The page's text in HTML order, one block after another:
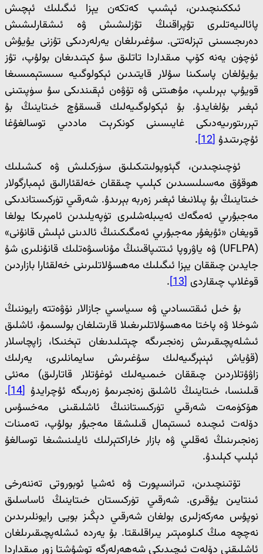
ئىككىنچىدىن، ئېشىپ كەتكەن يېزا ئىگىلىك ئېچىش
پائالىيەتلىرى تۇپراقنىڭ تۇزلىشىش ۋە ئىشقارلىشىش
دەرىجىسىنى تېزلەتتى. سۇغىرىلغان يەرلەردىكى تۇزنى يۇيۇش
ئۈچۈن يەنە كۆپ مىقداردا تاتلىق سۇ كېتىدىغان بولۇپ، تۇز
يۇيۇلغان پاسكىنا سۇلار قايتىدىن ئېكولوگىيە سىستېمىسىغا
قويۇپ بېرىلىپ، مۇھىتنى ۋە تۆۋەن ئېقىندىكى سۇ سۈپىتىنى
ئېغىر بۇلغايدۇ. بۇ ئېكولوگىيەلىك قىسقۇچ خىتاينىڭ بۇ
تېررىتورىيەدىكى غايىسىنى كونكرېت ماددىي توسالغۇغا
ئۇچرىتىدۇ [12]
.
ئۈچىنچىدىن، گېئوپولىتىكىلىق سۈركىلىش ۋە كىشىلىك
ھوقۇق مەسىلىسىدىن كېلىپ چىققان خەلقئارالىق ئېمبارگولار
خىتاينىڭ بۇ پىلانىغا ئېغىر زەربە بېرىدۇ. شەرقىي تۈركىستاندىكى
مەجبۇرىي ئەمگەك ئەيىبلەشلىرى تۈپەيلىدىن ئامېرىكا يولغا
قويغان «ئۇيغۇر مەجبۇرىي ئەمگىكىنىڭ ئالدىنى ئېلىش قانۇنى»
(UFLPA) ۋە ياۋروپا ئىتتىپاقىنىڭ مۇناسىۋەتلىك قانۇنلىرى شۇ
جايدىن چىققان يېزا ئىگىلىك مەھسۇلاتلىرىنى خەلقئارا بازاردىن
قوغلاپ چىقاردى [13]
.
بۇ خىل ئىقتىسادىي ۋە سىياسىي جازالار نۆۋەتتە رايوننىڭ
شوخلا ۋە پاختا مەھسۇلاتلىرىغىلا قارىتىلغان بولسىمۇ، ئاشلىق
ئىشلەپچىقىرىش زەنجىرىگە چېتىلىدىغان تېخنىكا، زاپچاسلار
(قۇياش ئېنېرگىيەلىك سۇغىرىش سايمانلىرى، يەرلىك
زاۋۇتلاردىن چىققان خىمىيەلىك ئوغۇتلار قاتارلىق) مەنئى
قىلىنسا، خىتاينىڭ ئاشلىق زەنجىرىمۇ زەربىگە ئۇچرايدۇ [14]
.
ھۆكۈمەت شەرقىي تۈركىستاننىڭ ئاشلىقىنى مەخسۇس
دۆلەت ئىچىدە ئىستېمال قىلىشقا مەجبۇر بولۇپ، تەمىنات
زەنجىرىنىڭ ئەقلىي ۋە بازار خاراكتېرلىك ئايلىنىشىغا توسالغۇ
ئېلىپ كېلىدۇ.
تۆتىنچىدىن، تىرانسپورت ۋە ئەشيا ئوبوروتى تەننەرخى
ئىنتايىن يۇقىرى. شەرقىي تۈركىستان خىتاينىڭ ئاساسلىق
نوپۇس مەركەزلىرى بولغان شەرقىي دېڭىز بويى رايونلىرىدىن
نەچچە مىڭ كىلومېتىر يىراقلىقتا. بۇ يەردە ئىشلەپچىقىرىلغان
ئاشلىقنى دۆلەت ئىچىدىكى شەھەرلەرگە توشۇشتا زور مىقداردا